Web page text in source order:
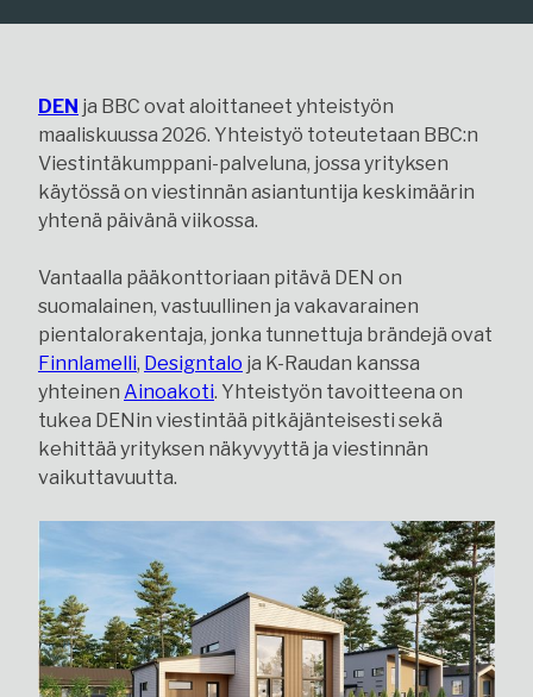
DEN ja BBC ovat aloittaneet yhteistyön
maaliskuussa 2026. Yhteistyö toteutetaan BBC:n
Viestintäkumppani-palveluna, jossa yrityksen
käytössä on viestinnän asiantuntija keskimäärin
yhtenä päivänä viikossa.
Vantaalla pääkonttoriaan pitävä DEN on
suomalainen, vastuullinen ja vakavarainen
pientalorakentaja, jonka tunnettuja brändejä ovat
Finnlamelli, Designtalo ja K-Raudan kanssa
yhteinen Ainoakoti. Yhteistyön tavoitteena on
tukea DENin viestintää pitkäjänteisesti sekä
kehittää yrityksen näkyvyyttä ja viestinnän
vaikuttavuutta.